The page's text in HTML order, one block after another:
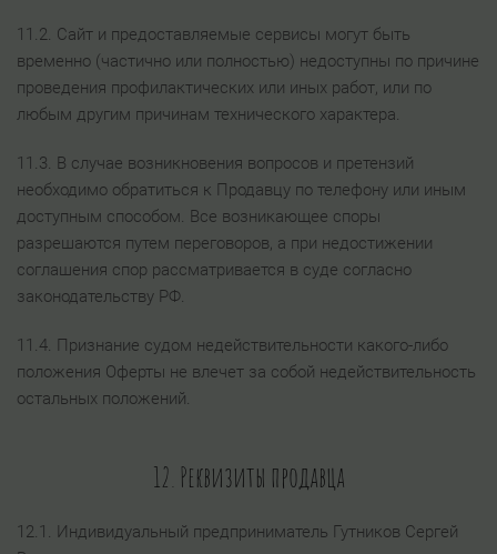
11.2. Сайт и предоставляемые сервисы могут быть
временно (частично или полностью) недоступны по причине
проведения профилактических или иных работ, или по
любым другим причинам технического характера.
11.3. В случае возникновения вопросов и претензий
необходимо обратиться к Продавцу по телефону или иным
доступным способом. Все возникающее споры
разрешаются путем переговоров, а при недостижении
соглашения спор рассматривается в суде согласно
законодательству РФ.
11.4. Признание судом недействительности какого-либо
положения Оферты не влечет за собой недействительность
остальных положений.
12. Реквизиты продавца
12.1. Индивидуальный предприниматель Гутников Сергей